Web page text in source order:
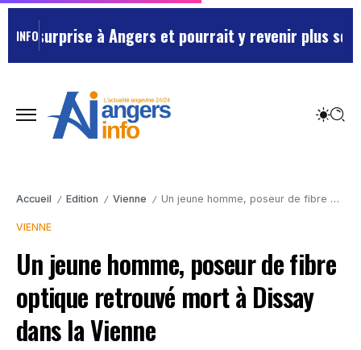
INFO
surprise à Angers et pourrait y revenir plus
Accueil / Edition / Vienne / Un jeune homme, poseur de fibre optique retrouvé mort à Dissay dans la Vienne
VIENNE
Un jeune homme, poseur de fibre
optique retrouvé mort à Dissay
dans la Vienne